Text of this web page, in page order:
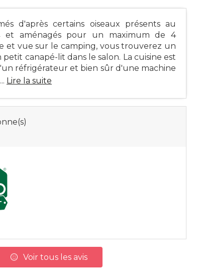
d'après certains oiseaux présents au
et aménagés pour un maximum de 4
et vue sur le camping, vous trouverez un
canapé-lit dans le salon. La cuisine est
réfrigérateur et bien sûr d'une machine
Lire la suite
Voir tous les avis